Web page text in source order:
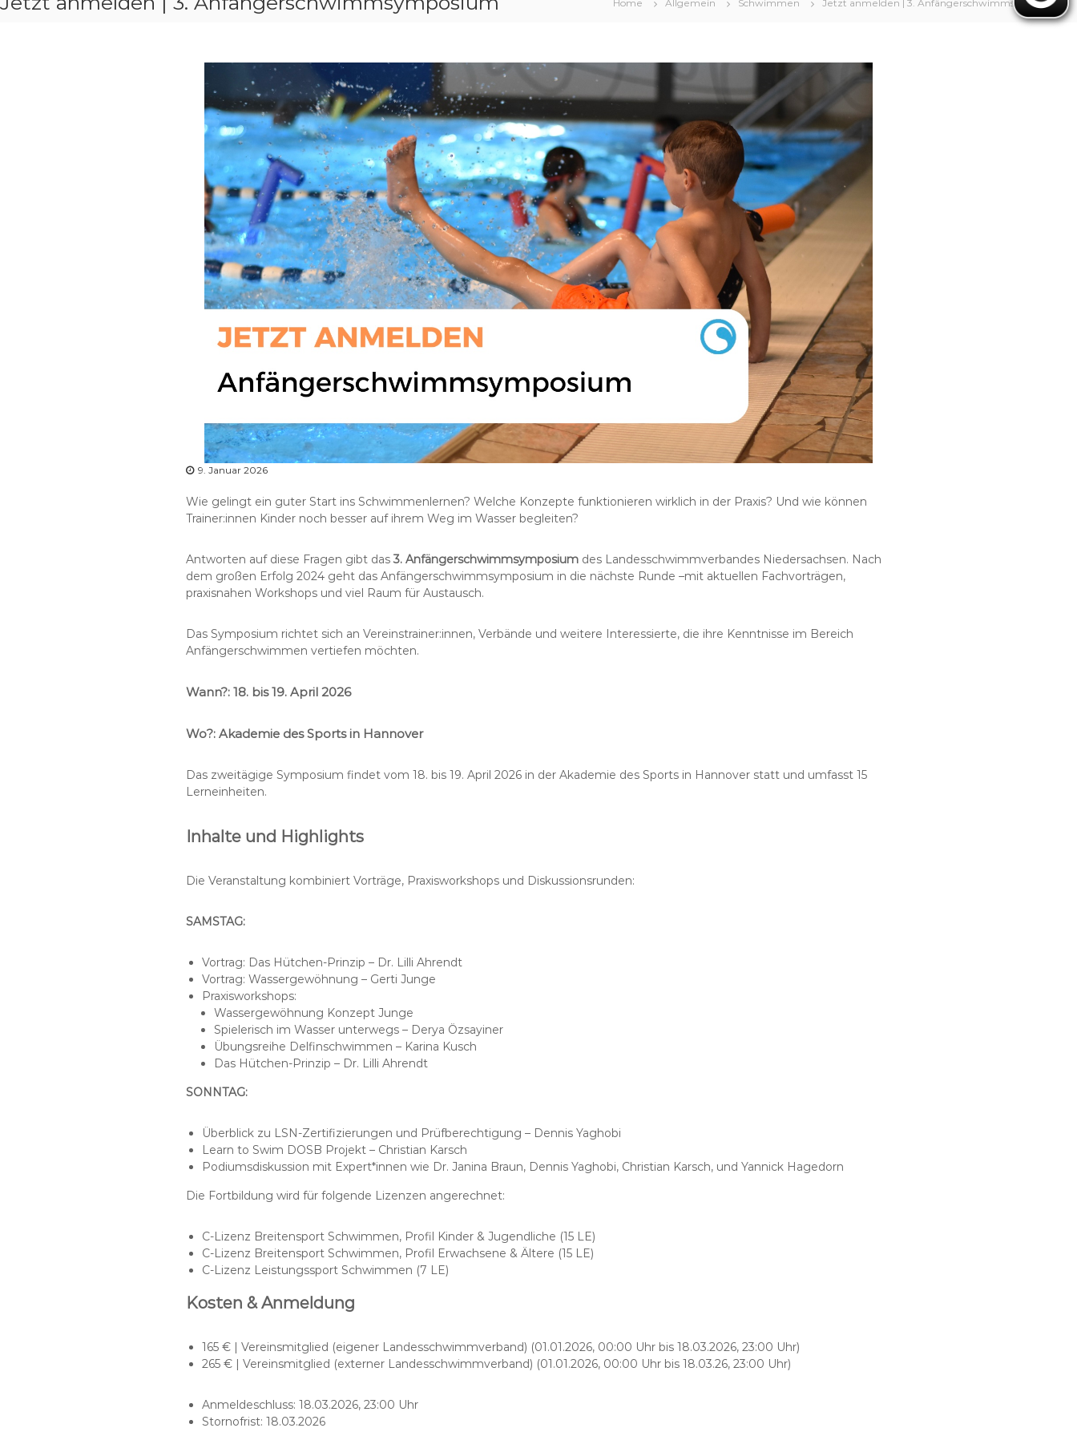
Home Allgemein Schwimmen Jetzt anmelden | 3. Anfängerschwimmsymposium
9. Januar 2026
Wie gelingt ein guter Start ins Schwimmenlernen? Welche Konzepte funktionieren wirklich in der Praxis? Und wie können
Trainer:innen Kinder noch besser auf ihrem Weg im Wasser begleiten?
Antworten auf diese Fragen gibt das3. Anfängerschwimmsymposium des Landesschwimmverbandes Niedersachsen. Nach
dem großen Erfolg 2024 geht das Anfängerschwimmsymposium in die nächste Runde –mit aktuellen Fachvorträgen,
praxisnahen Workshops und viel Raum für Austausch.
Das Symposium richtet sich an Vereinstrainer:innen, Verbände und weitere Interessierte, die ihre Kenntnisse im Bereich
Anfängerschwimmen vertiefen möchten.
Wann?: 18. bis 19. April 2026
Wo?: Akademie des Sports in Hannover
Das zweitägige Symposium findet vom 18. bis 19. April 2026 in der Akademie des Sports in Hannover statt und umfasst 15
Lerneinheiten.
Inhalte und Highlights
Die Veranstaltung kombiniert Vorträge, Praxisworkshops und Diskussionsrunden:
SAMSTAG:
Vortrag: Das Hütchen-Prinzip – Dr. Lilli Ahrendt
Vortrag: Wassergewöhnung – Gerti Junge
Praxisworkshops:
Wassergewöhnung Konzept Junge
Spielerisch im Wasser unterwegs – Derya Özsayiner
Übungsreihe Delfinschwimmen – Karina Kusch
Das Hütchen-Prinzip – Dr. Lilli Ahrendt
SONNTAG:
Überblick zu LSN-Zertifizierungen und Prüfberechtigung – Dennis Yaghobi
Learn to Swim DOSB Projekt – Christian Karsch
Podiumsdiskussion mit Expert*innen wie Dr. Janina Braun, Dennis Yaghobi, Christian Karsch, und Yannick Hagedorn
Die Fortbildung wird für folgende Lizenzen angerechnet:
C-Lizenz Breitensport Schwimmen, Profil Kinder & Jugendliche (15 LE)
C-Lizenz Breitensport Schwimmen, Profil Erwachsene & Ältere (15 LE)
C-Lizenz Leistungssport Schwimmen (7 LE)
Kosten & Anmeldung
165 € | Vereinsmitglied (eigener Landesschwimmverband) (01.01.2026, 00:00 Uhr bis 18.03.2026, 23:00 Uhr)
265 € | Vereinsmitglied (externer Landesschwimmverband) (01.01.2026, 00:00 Uhr bis 18.03.26, 23:00 Uhr)
Anmeldeschluss: 18.03.2026, 23:00 Uhr
Stornofrist: 18.03.2026